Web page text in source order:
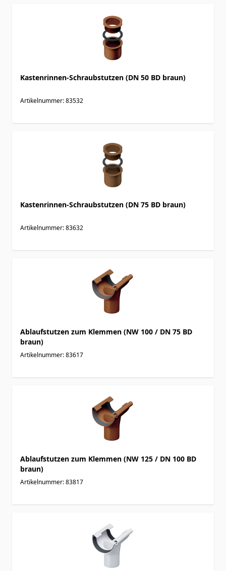
Kastenrinnen-Schraubstutzen (DN 50 BD braun)
Artikelnummer: 83532
Kastenrinnen-Schraubstutzen (DN 75 BD braun)
Artikelnummer: 83632
Ablaufstutzen zum Klemmen (NW 100 / DN 75 BD
braun)
Artikelnummer: 83617
Ablaufstutzen zum Klemmen (NW 125 / DN 100 BD
braun)
Artikelnummer: 83817